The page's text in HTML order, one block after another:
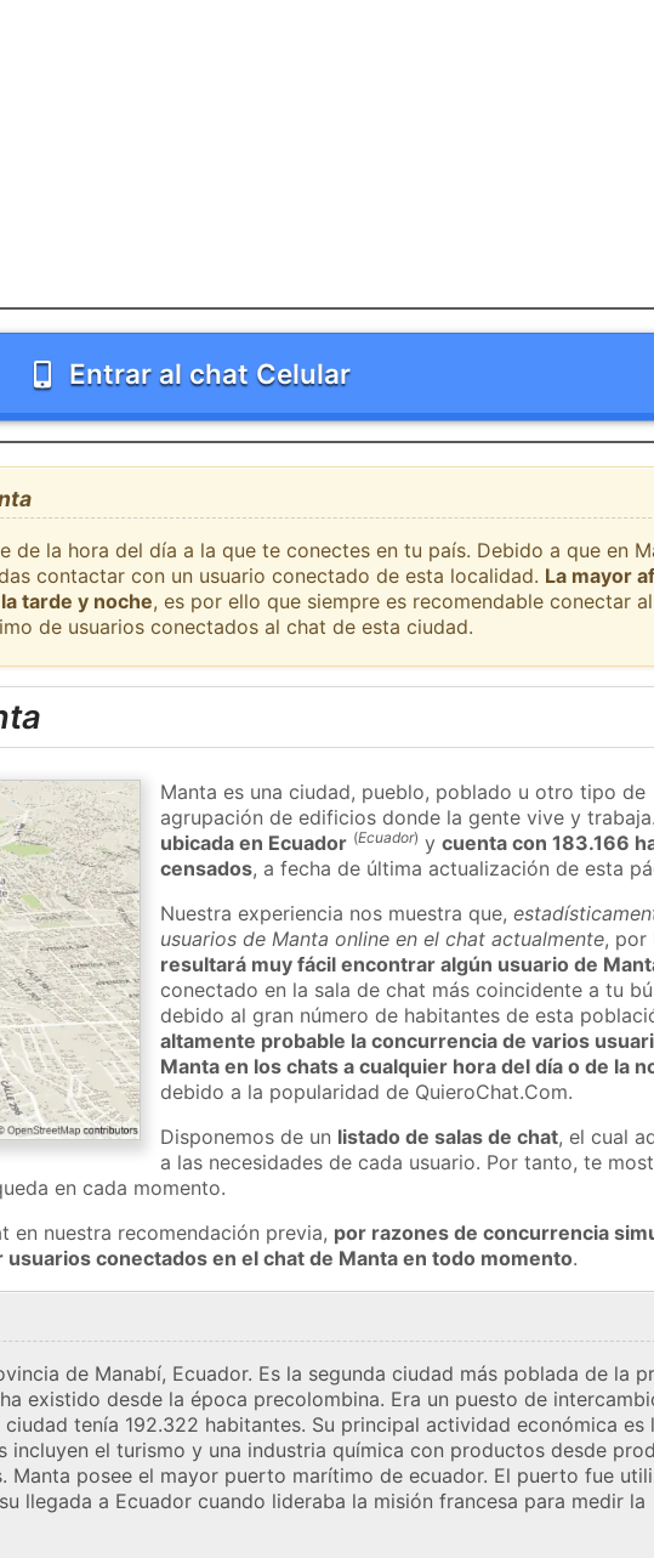
Entrar al chat Celular
de la hora del día a la que te conectes en tu país. Debido a que en
contactar con un usuario conectado de esta localidad. La mayor
tarde y noche, es por ello que siempre es recomendable conectar
de usuarios conectados al chat de esta ciudad.
Manta es una ciudad, pueblo, poblado u otro tipo de
agrupación de edificios donde la gente vive y
ubicada en Ecuador (Ecuador) ycuenta con 183.166
censados, a fecha de última actualización de esta
Nuestra experiencia nos muestra que,
usuarios de Manta online en el chat actualmente,
resultará muy fácil encontrar algún usuario de
conectado en la sala de chat más coincidente a tu
debido al gran número de habitantes de esta
altamente probable la concurrencia de varios
Manta en los chats a cualquier hora del día o de la
debido a la popularidad de QuieroChat.Com.
Disponemos de un listado de salas de chat, el cual
a las necesidades de cada usuario. Por tanto, te
en cada momento.
en nuestra recomendación previa, por razones de concurrencia
conectados en el chat de Manta en todo momento.
de Manabí, Ecuador. Es la segunda ciudad más poblada de la
existido desde la época precolombina. Era un puesto de
tenía 192.322 habitantes. Su principal actividad económica es
incluyen el turismo y una industria química con productos desde
Manta posee el mayor puerto marítimo de ecuador. El puerto fue
llegada a Ecuador cuando lideraba la misión francesa para medir la